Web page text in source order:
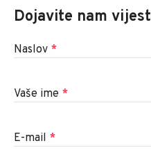
Dojavite nam vijest
Naslov *
Vaše ime *
E-mail *